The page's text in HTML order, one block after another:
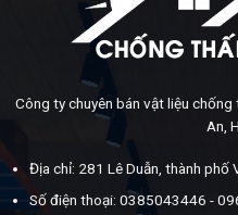
Công ty chuyên bán vật liệu
An,
Địa chỉ: 281 Lê Duẫn, thành phố
Số điện thoại: 0385043446 -